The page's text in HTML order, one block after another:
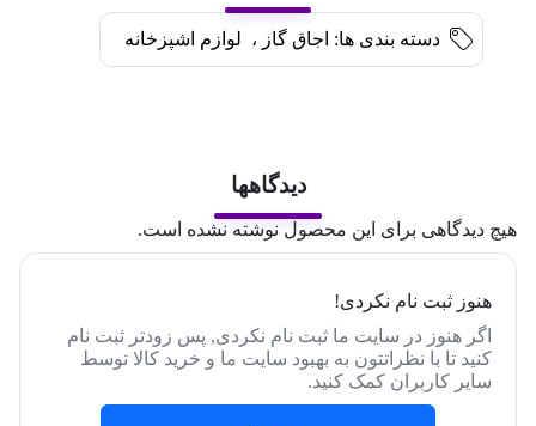
دسته بندی ها: اجاق گاز ، لوازم اشپزخانه
دیدگاهها
هیچ دیدگاهی برای این محصول نوشته نشده است.
هنوز ثبت نام نکردی!
اگر هنوز در سایت ما ثبت نام نکردی, پس زودتر ثبت نام
کنید تا با نظراتتون به بهبود سایت ما و خرید کالا توسط
سایر کاربران کمک کنید.